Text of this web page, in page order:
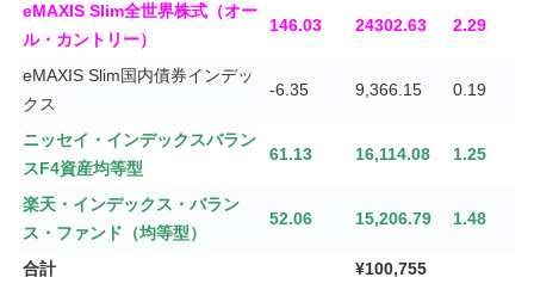
eMAXIS Slim全世界株式（オー
ル・カントリー）
146.03 24302.63 2.29
eMAXIS Slim国内債券インデッ
クス
-6.35 9,366.15 0.19
ニッセイ・インデックスバラン
スF4資産均等型
61.13 16,114.08 1.25
楽天・インデックス・バラン
ス・ファンド（均等型）
52.06 15,206.79 1.48
合計 ¥100,755